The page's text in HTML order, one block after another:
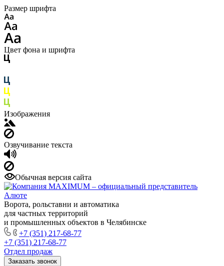
Размер шрифта
Цвет фона и шрифта
Изображения
Озвучивание текста
Обычная версия сайта
Ворота, рольставни и автоматика
для частных территорий
и промышленных объектов в Челябинске
+7 (351) 217-68-77
+7 (351) 217-68-77
Отдел продаж
Заказать звонок